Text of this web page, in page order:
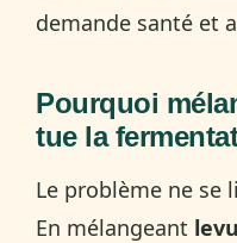
demande santé et
Pourquoi
tue la
Le problème ne se
En mélangeant